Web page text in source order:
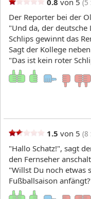
0.8 von 5 (5
Der Reporter bei der
"Und da, der
Schlips gewinnt das
Sagt der Kollege
"Das ist kein roter
1.5 von 5 (8
"Hallo Schatz!", sagt
den Fernseher
"Willst Du noch etwas
Fußballsaison